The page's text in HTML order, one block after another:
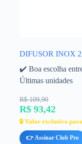
DIFUSOR INOX
✔️ Boa escolha
Últimas unidades
R$ 109,90
R$ 93,42
🔒 Valor exclusivo
👉 Assinar Club Pro